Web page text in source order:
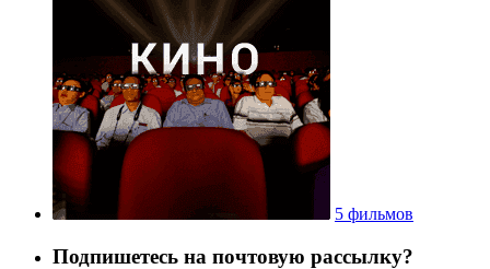
5 фильмов
Подпишетесь на почтовую рассылку?